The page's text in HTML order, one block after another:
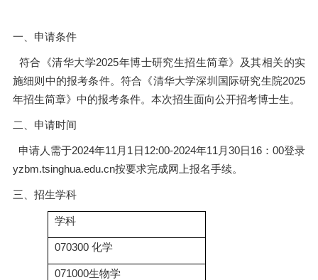
一、申请条件
符合《清华大学2025年博士研究生招生简章》及其相关的实
施细则中的报考条件。符合《清华大学深圳国际研究生院2025
年招生简章》中的报考条件。本次招生面向公开招考博士生。
二、申请时间
申请人需于2024年11月1日12:00-2024年11月30日16：00登录
yzbm.tsinghua.edu.cn按要求完成网上报名手续。
三、招生学科
学科
070300 化学
071000生物学